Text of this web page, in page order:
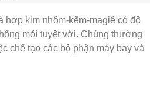
hợp kim nhôm-kẽm-magiê có độ
mỏi tuyệt vời. Chúng thường
chế tạo các bộ phận máy bay và